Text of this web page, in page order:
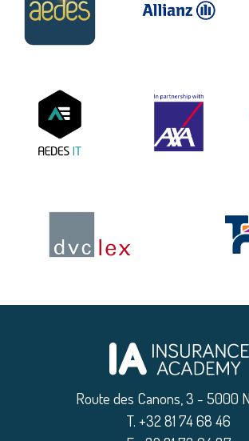
Route des Canons, 3 - 5000
|
T. +32 81 74 68 46
|